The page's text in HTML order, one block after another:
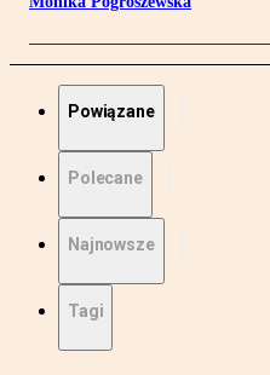
Powiązane
Polecane
Najnowsze
Tagi